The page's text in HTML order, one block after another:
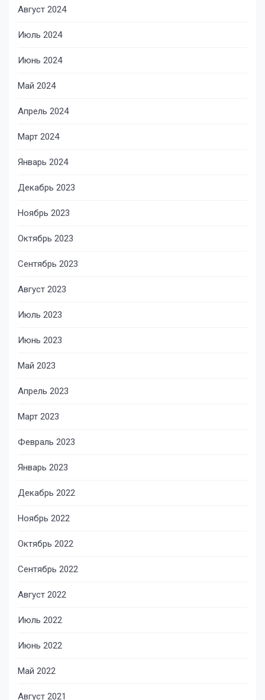
Август 2024
Июль 2024
Июнь 2024
Май 2024
Апрель 2024
Март 2024
Январь 2024
Декабрь 2023
Ноябрь 2023
Октябрь 2023
Сентябрь 2023
Август 2023
Июль 2023
Июнь 2023
Май 2023
Апрель 2023
Март 2023
Февраль 2023
Январь 2023
Декабрь 2022
Ноябрь 2022
Октябрь 2022
Сентябрь 2022
Август 2022
Июль 2022
Июнь 2022
Май 2022
Август 2021